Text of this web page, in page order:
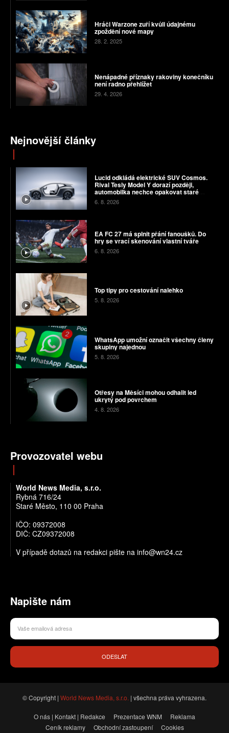
Hráči Warzone zuří kvůli údajnému
zpoždění nové mapy
28. 2. 2025
Nenápadné příznaky rakoviny konečníku
není radno přehlížet
29. 4. 2026
Nejnovější články
Lucid odkládá elektrické SUV Cosmos.
Rival Tesly Model Y dorazí později,
automobilka nechce opakovat staré
chyby
6. 8. 2026
EA FC 27 má splnit přání fanoušků. Do
hry se vrací skenování vlastní tváře
6. 8. 2026
Top tipy pro cestování nalehko
5. 8. 2026
WhatsApp umožní označit všechny členy
skupiny najednou
5. 8. 2026
Otřesy na Měsíci mohou odhalit led
ukrytý pod povrchem
4. 8. 2026
Provozovatel webu
World News Media, s.r.o.
Rybná 716/24
Staré Město, 110 00 Praha
IČO: 09372008
DIČ: CZ09372008
V případě dotazů na redakci pište na info@wn24.cz
Napište nám
ODESLAT
© Copyright | World News Media, s.r.o. | všechna práva vyhrazena.
O nás | Kontakt | Redakce Prezentace WNM
Reklama
Ceník reklamy
Obchodní zastoupení Cookies